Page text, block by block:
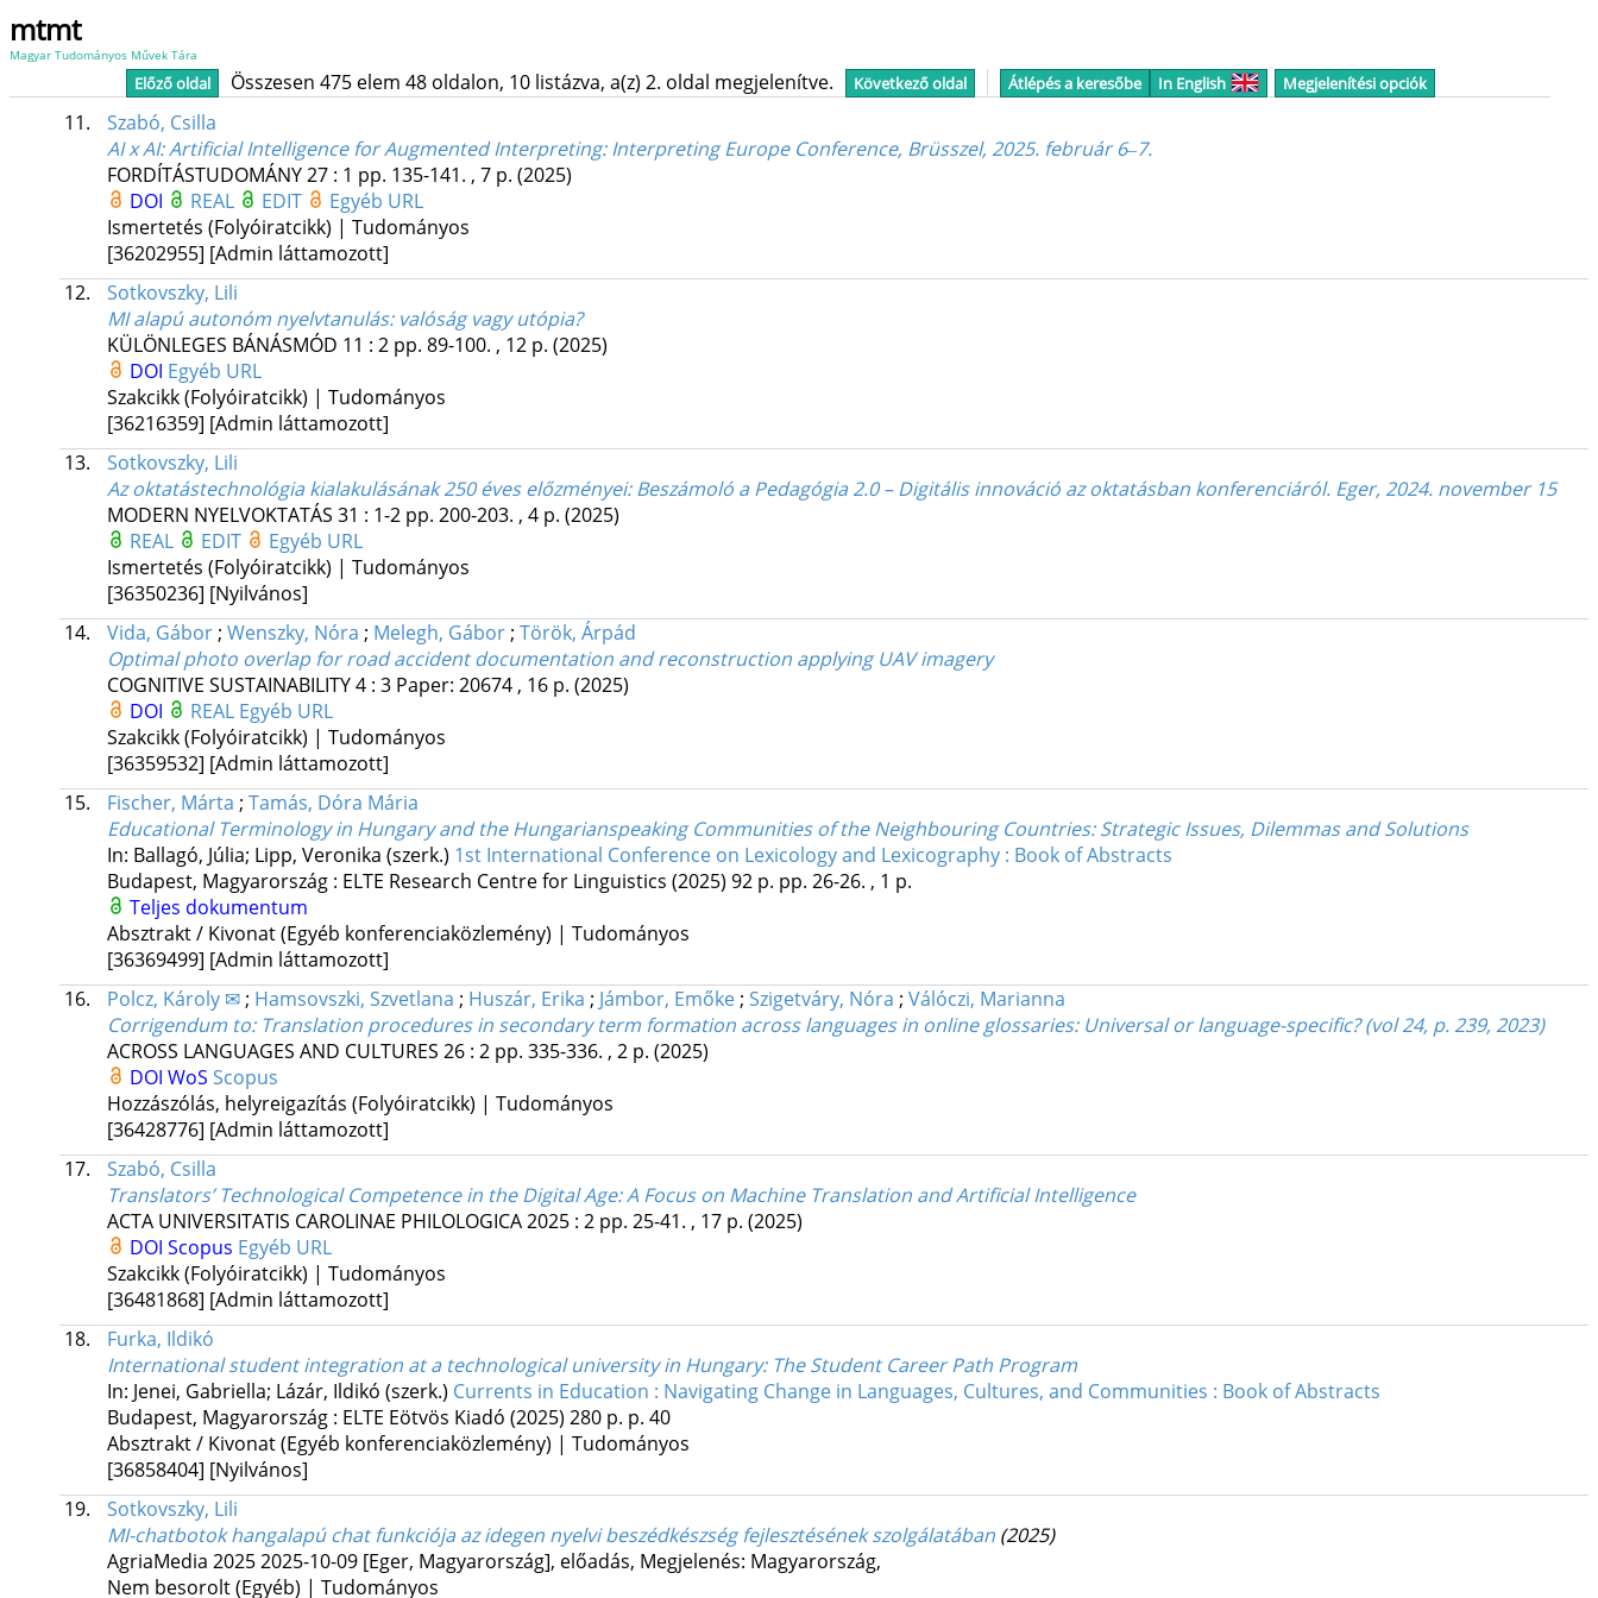
mtmt
Magyar Tudományos Művek Tára
Előző oldal Összesen 475 elem 48 oldalon, 10 listázva, a(z) 2. oldal megjelenítve. Következő oldal Átlépés a keresőbe In English Megjelenítési opciók
11.
Szabó, Csilla
AI x AI: Artificial Intelligence for Augmented Interpreting: Interpreting Europe Conference, Brüsszel, 2025. február 6‒7.
FORDÍTÁSTUDOMÁNY27: 1 pp. 135-141. , 7 p. (2025)
DOI
REAL EDIT
Egyéb URL
Ismertetés (Folyóiratcikk) | Tudományos
[36202955] [Admin láttamozott]
12.
Sotkovszky, Lili
MI alapú autonóm nyelvtanulás: valóság vagy utópia?
KÜLÖNLEGES BÁNÁSMÓD 11 : 2 pp. 89-100. , 12 p. (2025)
DOI Egyéb URL
Szakcikk (Folyóiratcikk) | Tudományos
[36216359] [Admin láttamozott]
13.
Sotkovszky, Lili
Az oktatástechnológia kialakulásának 250 éves előzményei: Beszámoló a Pedagógia 2.0 – Digitális innováció az oktatásban konferenciáról. Eger, 2024. november 15
MODERN NYELVOKTATÁS 31 : 1-2 pp. 200-203. , 4 p. (2025)
REAL
EDIT
Egyéb URL
Ismertetés (Folyóiratcikk) | Tudományos
[36350236] [Nyilvános]
14.
Vida, Gábor; Wenszky, Nóra ; Melegh, Gábor; Török, Árpád
Optimal photo overlap for road accident documentation and reconstruction applying UAV imagery
COGNITIVE SUSTAINABILITY4: 3 Paper: 20674 , 16 p. (2025)
DOI
REAL Egyéb URL
Szakcikk (Folyóiratcikk) | Tudományos
[36359532] [Admin láttamozott]
15.
Fischer, Márta ; Tamás, Dóra Mária
Educational Terminology in Hungary and the Hungarianspeaking Communities of the Neighbouring Countries: Strategic Issues, Dilemmas and Solutions
In: Ballagó, Júlia; Lipp, Veronika (szerk.) 1st International Conference on Lexicology and Lexicography : Book of Abstracts
Budapest, Magyarország : ELTE Research Centre for Linguistics (2025) 92 p. pp. 26-26. , 1 p.
Teljes dokumentum
Absztrakt / Kivonat (Egyéb konferenciaközlemény) | Tudományos
[36369499] [Admin láttamozott]
16.
Polcz, Károly ✉; Hamsovszki, Szvetlana ; Huszár, Erika ; Jámbor, Emőke; Szigetváry, Nóra ; Válóczi, Marianna
Corrigendum to: Translation procedures in secondary term formation across languages in online glossaries: Universal or language-specific? (vol 24, p. 239, 2023)
ACROSS LANGUAGES AND CULTURES 26: 2 pp. 335-336. , 2 p. (2025)
DOI WoS Scopus
Hozzászólás, helyreigazítás (Folyóiratcikk) | Tudományos
[36428776] [Admin láttamozott]
17.
Szabó, Csilla
Translators’ Technological Competence in the Digital Age: A Focus on Machine Translation and Artificial Intelligence
ACTA UNIVERSITATIS CAROLINAE PHILOLOGICA2025: 2 pp. 25-41. , 17 p. (2025)
DOI Scopus Egyéb URL
Szakcikk (Folyóiratcikk) | Tudományos
[36481868] [Admin láttamozott]
18.
Furka, Ildikó
International student integration at a technological university in Hungary: The Student Career Path Program
In: Jenei, Gabriella; Lázár, Ildikó (szerk.) Currents in Education : Navigating Change in Languages, Cultures, and Communities : Book of Abstracts
Budapest, Magyarország : ELTE Eötvös Kiadó (2025) 280 p. p. 40
Absztrakt / Kivonat (Egyéb konferenciaközlemény) | Tudományos
[36858404] [Nyilvános]
19.
Sotkovszky, Lili
MI-chatbotok hangalapú chat funkciója az idegen nyelvi beszédkészség fejlesztésének szolgálatában (2025)
AgriaMedia 2025 2025-10-09 [Eger, Magyarország], előadás, Megjelenés: Magyarország,
Nem besorolt (Egyéb) | Tudományos